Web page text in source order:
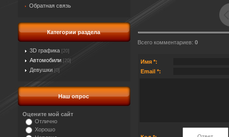
Обратная связь
Категории раздела
3D графика [20]
Автомобили [20]
Девушки [0]
Наш опрос
Оцените мой сайт
Отлично
Хорошо
Всего комментариев:0
Имя *:
Email *: